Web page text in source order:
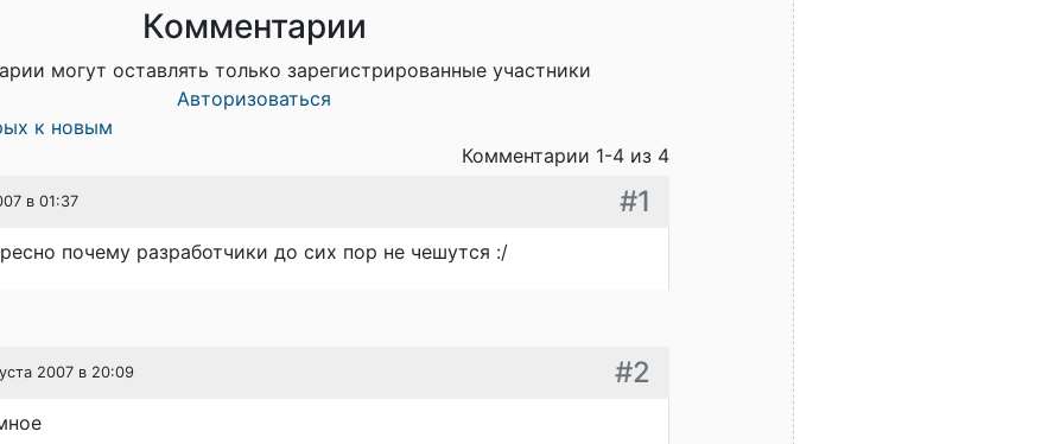
Комментарии
могут оставлять только зарегистрированные участники
Авторизоваться
к новым
Комментарии 1-4 из 4
в 01:37 #1
почему разработчики до сих пор не чешутся :/
2007 в 20:09 #2